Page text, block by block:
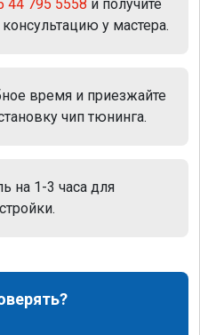
44 795 5558 и получите
у мастера.
время и приезжайте
чип тюнинга.
на 1-3 часа для